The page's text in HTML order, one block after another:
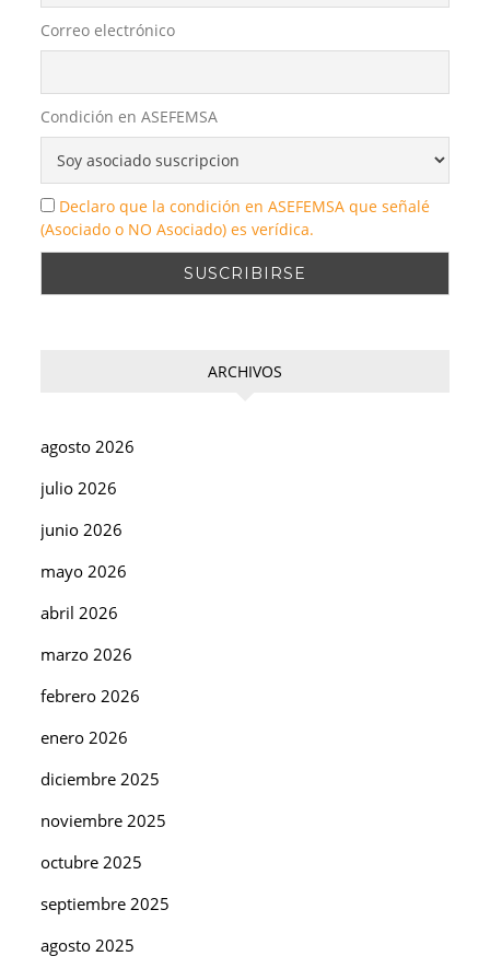
Correo electrónico
Condición en ASEFEMSA
Declaro que la condición en ASEFEMSA que señalé
(Asociado o NO Asociado) es verídica.
ARCHIVOS
agosto 2026
julio 2026
junio 2026
mayo 2026
abril 2026
marzo 2026
febrero 2026
enero 2026
diciembre 2025
noviembre 2025
octubre 2025
septiembre 2025
agosto 2025